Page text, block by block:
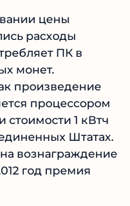
цены
расходы
ПК в
монет.
произведение
процессором
стоимости 1 кВтч
Штатах.
вознаграждение
год премия